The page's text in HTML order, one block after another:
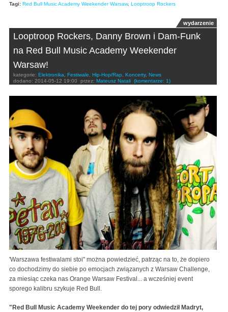
Tagi: Red Bull Music Academy Weekender Warsaw, Looptroop Rockers
wydarzenie
Looptroop Rockers, Danny Brown i Dam-Funk
na Red Bull Music Academy Weekender
Warsaw!
kategorie: Elektronika Festiwale Hip-Hop/Rap Koncerty, News
dodano: 2014-05-12 19:00 przez: Mateusz Natali (komentarze: 1)
'Warszawa festiwalami stoi" można powiedzieć, patrząc na to, że dopiero
co dochodzimy do siebie po emocjach związanych z Warsaw Challenge,
za miesiąc czeka nas Orange Warsaw Festival... a wcześniej event
sporego kalibru szykuje Red Bull.
" Red Bull Music Academy Weekender do tej pory odwiedził Madryt,